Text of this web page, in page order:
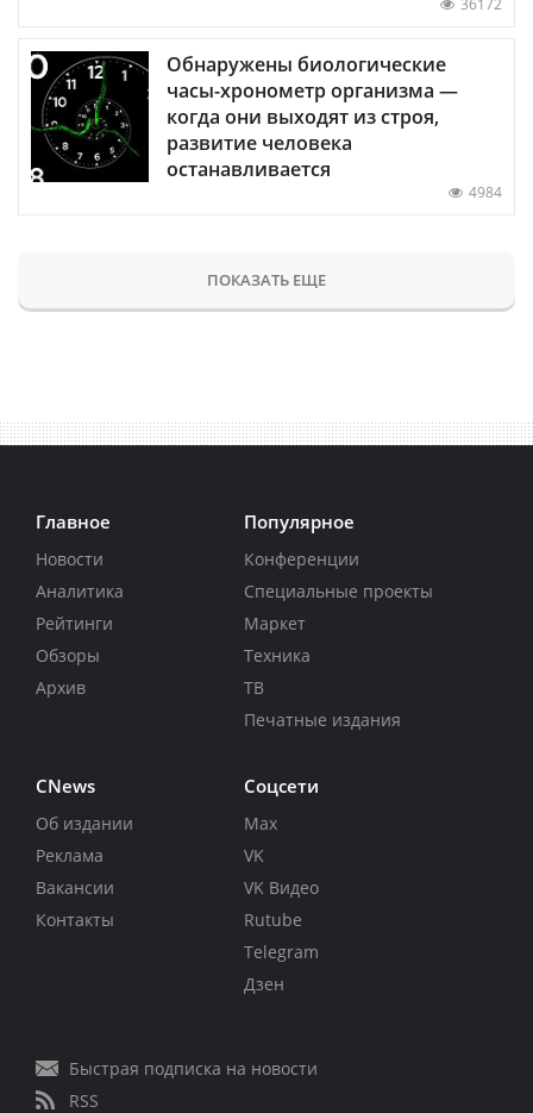
Обнаружены биологические
часы-хронометр организма —
когда они выходят из строя,
развитие человека
останавливается
4984
ПОКАЗАТЬ ЕЩЕ
Главное
Новости
Аналитика
Рейтинги
Обзоры
Архив
Популярное
Конференции
Специальные проекты
Маркет
Техника
ТВ
Печатные издания
CNews
Об издании
Реклама
Вакансии
Контакты
Соцсети
Max
VK
VK Видео
Rutube
Telegram
Дзен
Быстрая подписка на новости
RSS